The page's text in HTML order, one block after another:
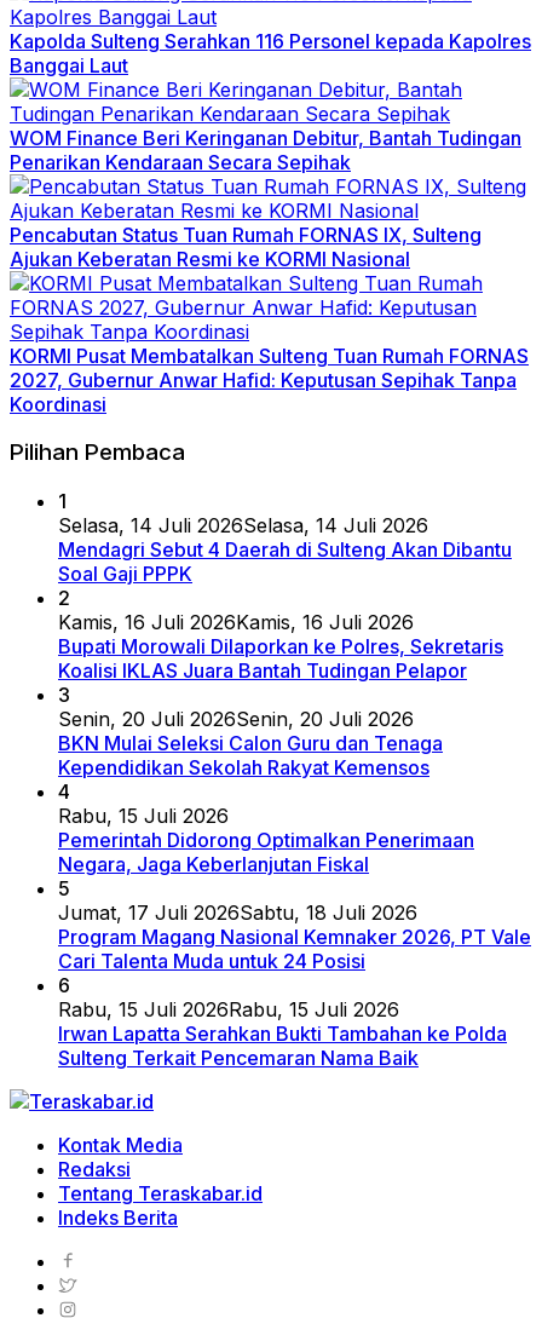
Kapolda Sulteng Serahkan 116 Personel kepada Kapolres
Banggai Laut
WOM Finance Beri Keringanan Debitur, Bantah Tudingan
Penarikan Kendaraan Secara Sepihak
Pencabutan Status Tuan Rumah FORNAS IX, Sulteng
Ajukan Keberatan Resmi ke KORMI Nasional
KORMI Pusat Membatalkan Sulteng Tuan Rumah FORNAS
2027, Gubernur Anwar Hafid: Keputusan Sepihak Tanpa
Koordinasi
Pilihan Pembaca
1
Selasa, 14 Juli 2026Selasa, 14 Juli 2026
Mendagri Sebut 4 Daerah di Sulteng Akan Dibantu
Soal Gaji PPPK
2
Kamis, 16 Juli 2026Kamis, 16 Juli 2026
Bupati Morowali Dilaporkan ke Polres, Sekretaris
Koalisi IKLAS Juara Bantah Tudingan Pelapor
3
Senin, 20 Juli 2026Senin, 20 Juli 2026
BKN Mulai Seleksi Calon Guru dan Tenaga
Kependidikan Sekolah Rakyat Kemensos
4
Rabu, 15 Juli 2026
Pemerintah Didorong Optimalkan Penerimaan
Negara, Jaga Keberlanjutan Fiskal
5
Jumat, 17 Juli 2026Sabtu, 18 Juli 2026
Program Magang Nasional Kemnaker 2026, PT Vale
Cari Talenta Muda untuk 24 Posisi
6
Rabu, 15 Juli 2026Rabu, 15 Juli 2026
Irwan Lapatta Serahkan Bukti Tambahan ke Polda
Sulteng Terkait Pencemaran Nama Baik
Kontak Media
Redaksi
Tentang Teraskabar.id
Indeks Berita